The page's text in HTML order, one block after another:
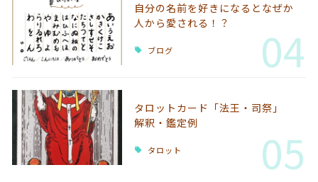
自分の名前を好きになるとなぜか
人から愛される！？
ブログ 04
タロットカード「法王・司祭」
解釈・鑑定例
タロット 05